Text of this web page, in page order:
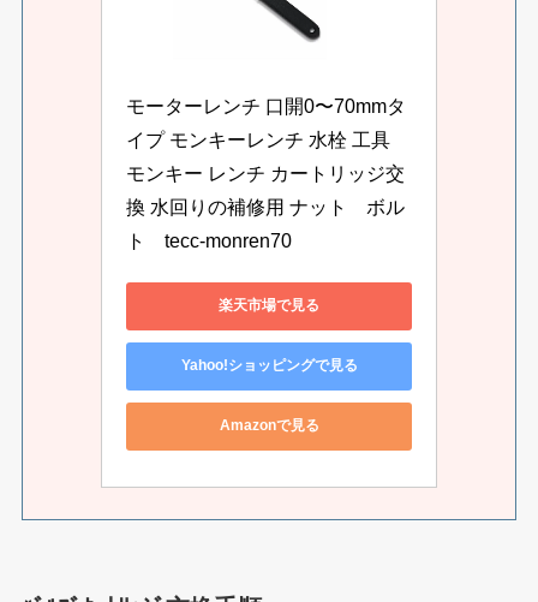
モーターレンチ 口開0〜70mmタ
イプ モンキーレンチ 水栓 工具
モンキー レンチ カートリッジ交
換 水回りの補修用 ナット　ボル
ト　tecc-monren70
楽天市場で見る
Yahoo!ショッピングで見る
Amazonで見る